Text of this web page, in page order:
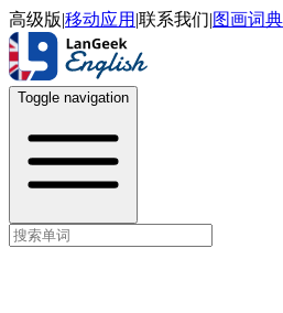
高级版|移动应用 |联系我们|图画词典
Toggle navigation